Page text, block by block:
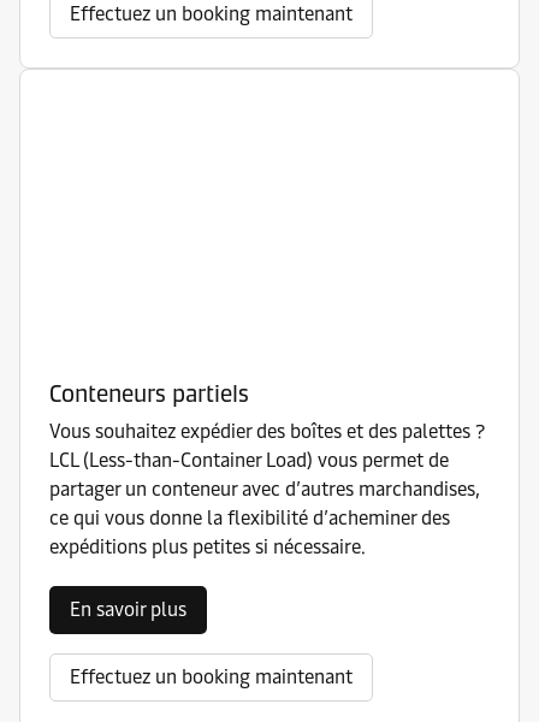
Effectuez un booking maintenant
Conteneurs partiels
Vous souhaitez expédier des boîtes et des palettes ?
LCL (Less-than-Container Load) vous permet de
partager un conteneur avec d’autres marchandises,
ce qui vous donne la flexibilité d’acheminer des
expéditions plus petites si nécessaire.
En savoir plus
Effectuez un booking maintenant